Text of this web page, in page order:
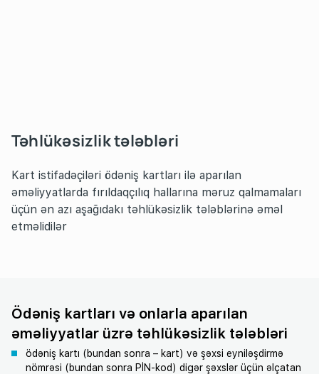
Təhlükəsizlik tələbləri
Kart istifadəçiləri ödəniş kartları ilə aparılan
əməliyyatlarda fırıldaqçılıq hallarına məruz qalmamaları
üçün ən azı aşağıdakı təhlükəsizlik tələblərinə əməl
etməlidilər
Ödəniş kartları və onlarla aparılan
əməliyyatlar üzrə təhlükəsizlik tələbləri
ödəniş kartı (bundan sonra – kart) və şəxsi eyniləşdirmə
nömrəsi (bundan sonra PİN-kod) digər şəxslər üçün əlçatan